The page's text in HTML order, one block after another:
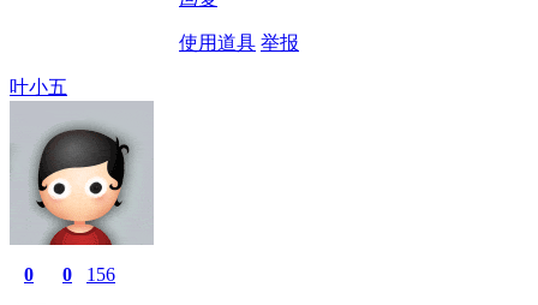
使用道具 举报
叶小五
0 0 156